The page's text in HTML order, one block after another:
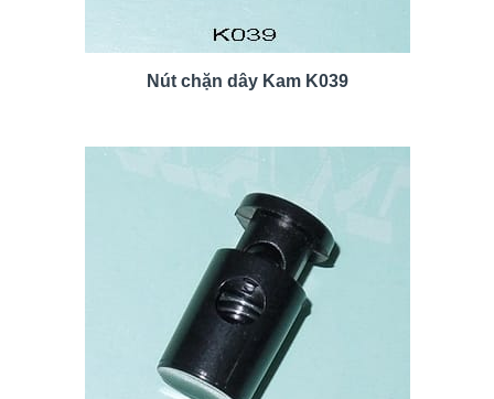
Nút chặn dây Kam K039